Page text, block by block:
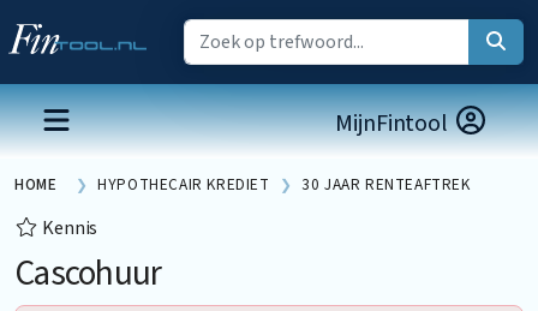
MijnFintool
HOME HYPOTHECAIR KREDIET 30 JAAR RENTEAFTREK
Kennis
Cascohuur